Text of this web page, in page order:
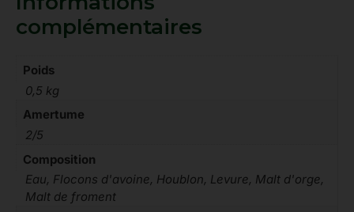
complémentaires
Poids
0,5 kg
Amertume
2/5
Composition
Eau, Flocons d'avoine, Houblon, Levure, Malt d'orge,
Malt de froment